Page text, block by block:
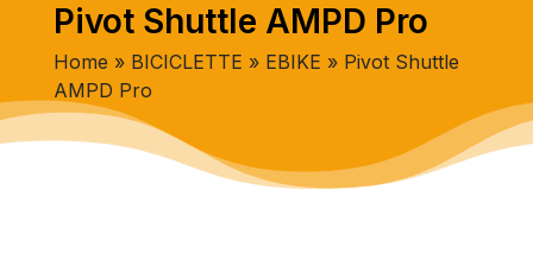
Pivot Shuttle AMPD Pro
Home » BICICLETTE » EBIKE » Pivot Shuttle
AMPD Pro